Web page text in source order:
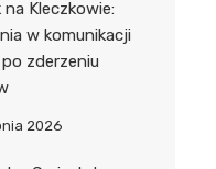
na Kleczkowie:
w komunikacji
zderzeniu
2026